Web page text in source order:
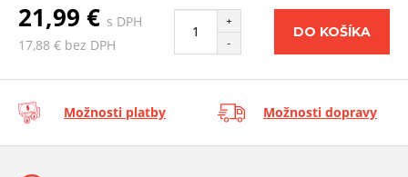
21,99 € s DPH
17,88 € bez DPH
+
-
DO KOŠÍKA
Možnosti platby Možnosti dopravy